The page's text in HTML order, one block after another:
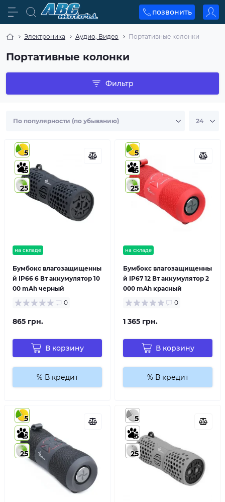
позвонить
Электроника Аудио, Видео Портативные колонки
Портативные колонки
Фильтр
на складе
Бумбокс влагозащищенны
й IP66 6 Вт аккумулятор 10
00 mAh черный
5
5
25
0
865 грн.
В корзину
% В кредит
на складе
Бумбокс влагозащищенны
й IP67 12 Вт аккумулятор 2
000 mAh красный
5
5
25
0
1 365 грн.
В корзину
% В кредит
5
5
25
5
5
25